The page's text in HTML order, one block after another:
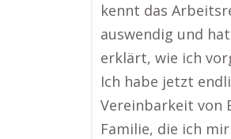
kennt das
auswendig und
erklärt, wie ich
Ich habe jetzt
Vereinbarkeit von
Familie, die ich